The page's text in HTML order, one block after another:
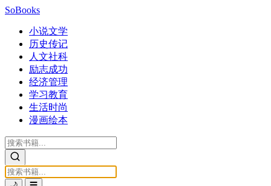
SoBooks
小说文学
历史传记
人文社科
励志成功
经济管理
学习教育
生活时尚
漫画绘本